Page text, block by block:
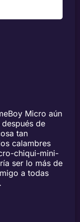
Micro aún
de
tan
calambres
chiqui-mini-
ser lo más de
a todas